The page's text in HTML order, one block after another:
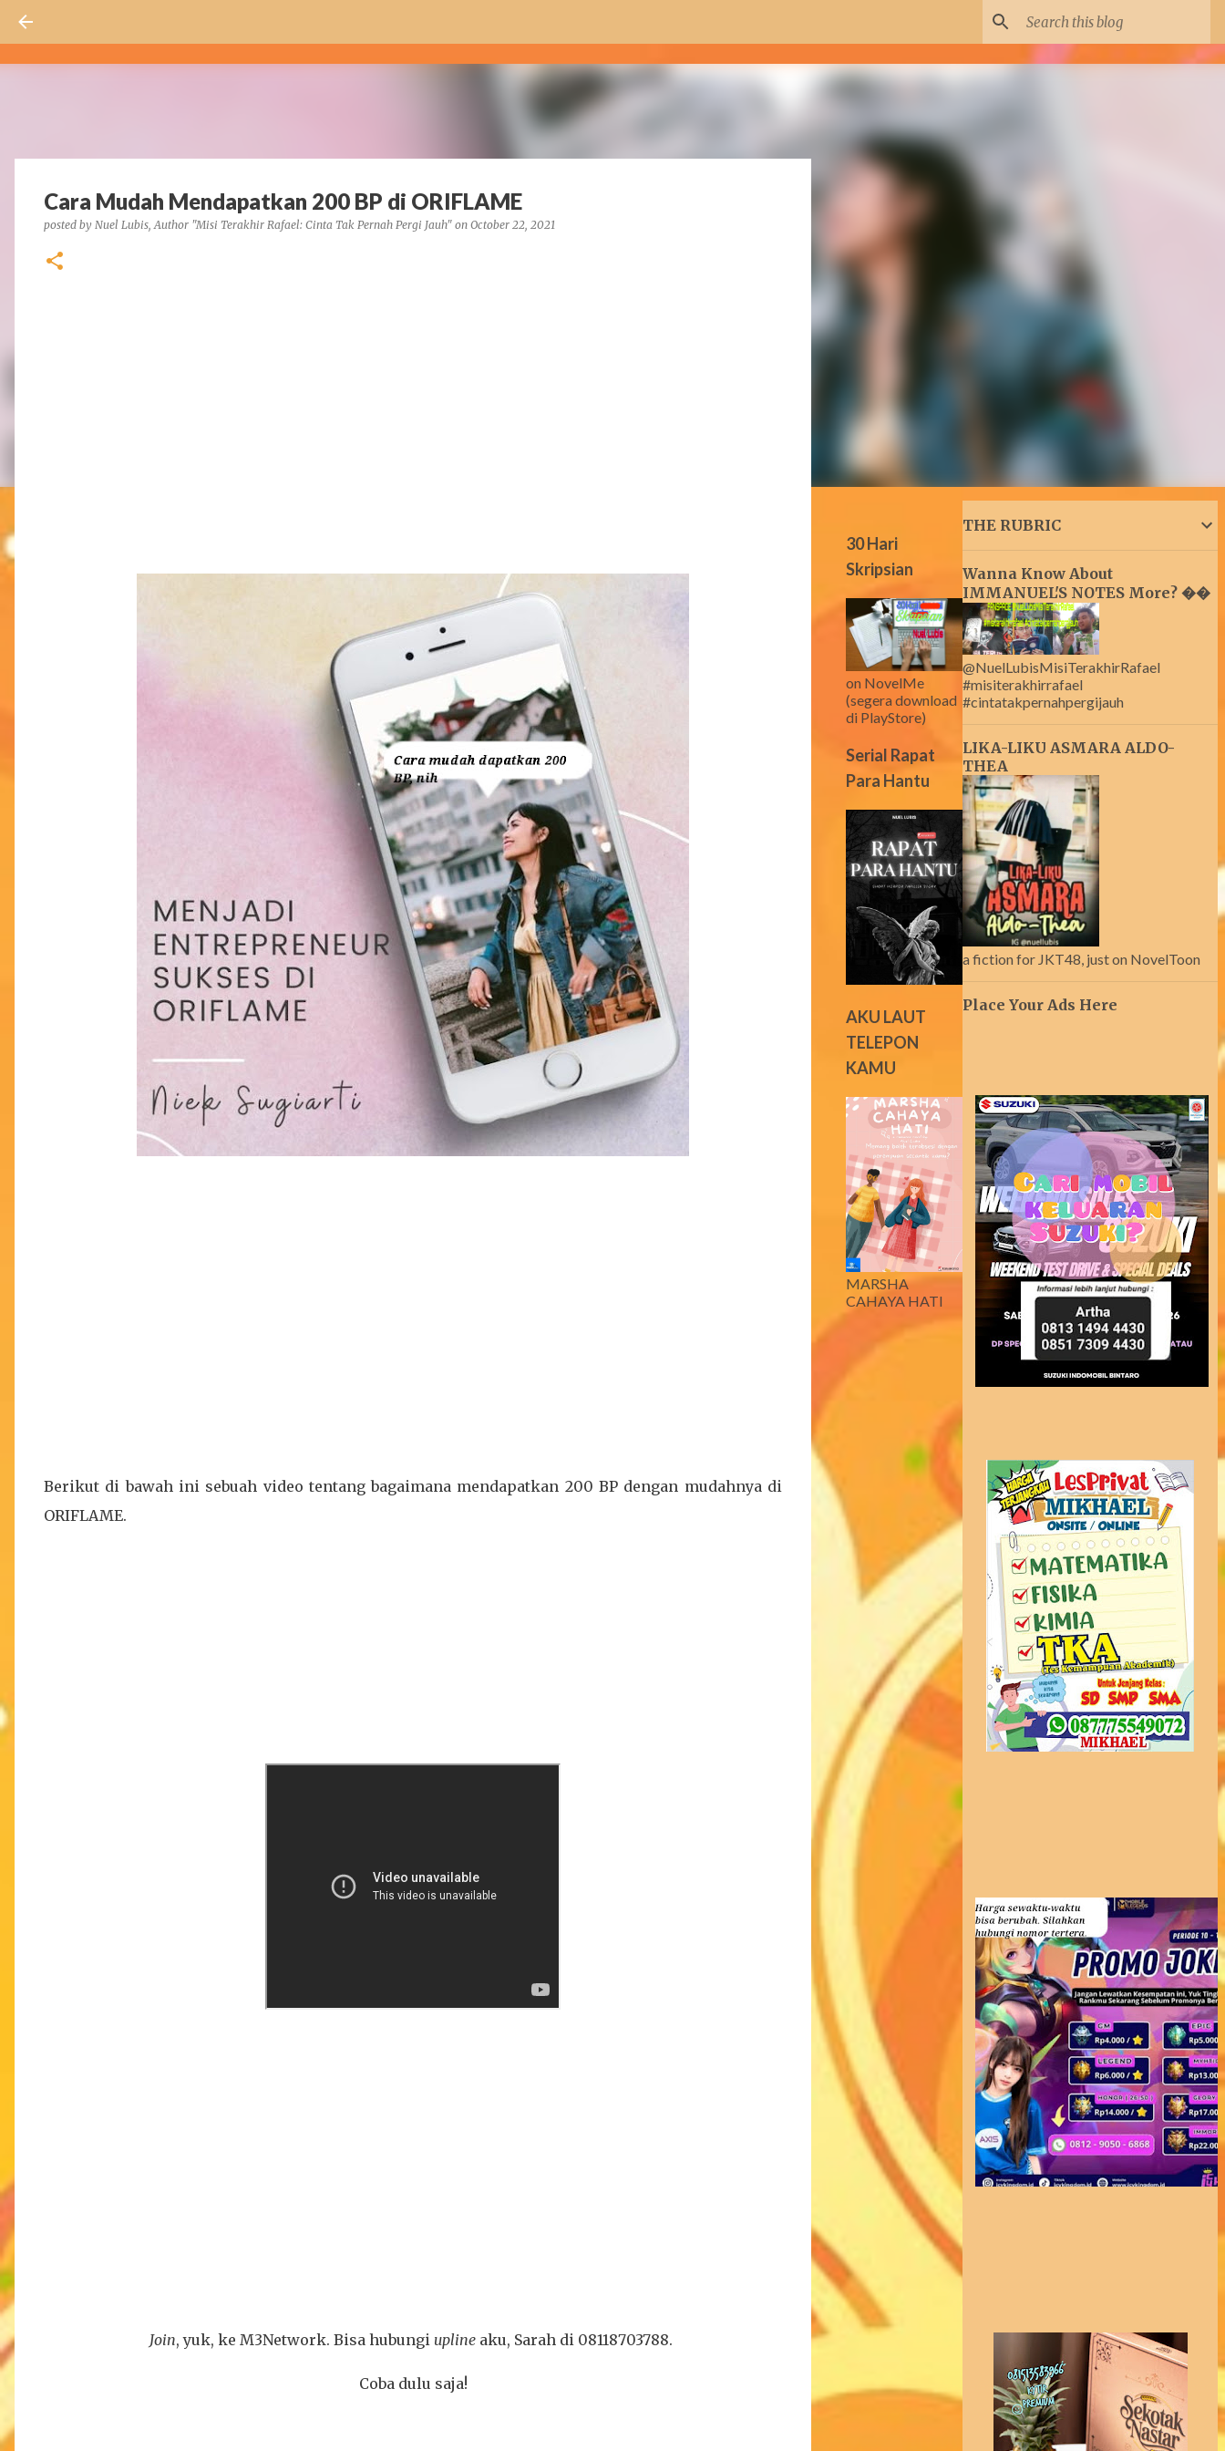
Cara Mudah Mendapatkan 200 BP di ORIFLAME
posted by Nuel Lubis, Author "Misi Terakhir Rafael: Cinta Tak Pernah Pergi Jauh" on October 22, 2021
Berikut di bawah ini sebuah video tentang bagaimana mendapatkan 200 BP dengan mudahnya di
ORIFLAME.
Join, yuk, ke M3Network. Bisa hubungi upline aku, Sarah di 08118703788.
Coba dulu saja!
30 Hari
Skripsian
on NovelMe
(segera download
di PlayStore)
Serial Rapat
Para Hantu
AKU LAUT
TELEPON
KAMU
MARSHA
CAHAYA HATI
THE RUBRIC
Wanna Know About
IMMANUEL'S NOTES More? ��
@NuelLubisMisiTerakhirRafael
#misiterakhirrafael
#cintatakpernahpergijauh
LIKA-LIKU ASMARA ALDO-
THEA
a fiction for JKT48, just on NovelToon
Place Your Ads Here